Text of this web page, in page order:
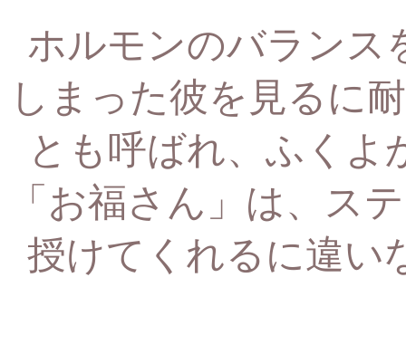
ホルモンのバランス
しまった彼を見るに
とも呼ばれ、ふくよ
「お福さん」は、
ス
授けてくれるに違い